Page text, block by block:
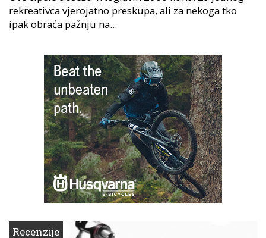
rekreativca vjerojatno preskupa, ali za nekoga tko
ipak obraća pažnju na...
Recenzije